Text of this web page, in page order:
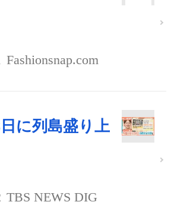
Fashionsnap.com
に列島盛り上
TBS NEWS DIG